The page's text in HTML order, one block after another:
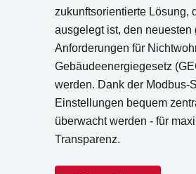
zukunftsorientierte Lösung,
ausgelegt ist, den neuesten
Anforderungen für
Gebäudeenergiegesetz
werden. Dank der Modbus-
Einstellungen bequem
überwacht werden - für
Transparenz.